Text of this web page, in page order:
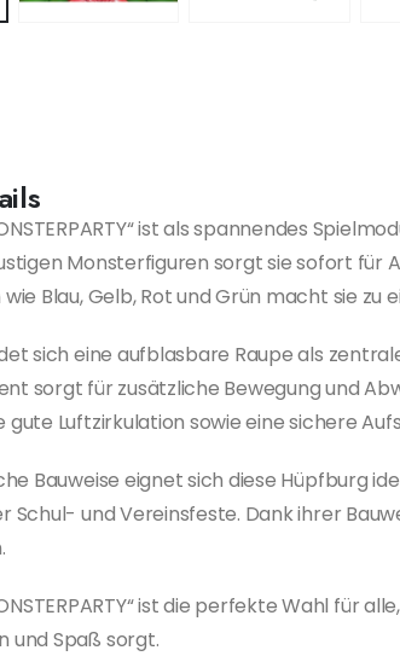
ist als spannendes
Monsterfiguren sorgt sie sofort für
Blau, Gelb, Rot und Grün macht sie zu
sich eine aufblasbare Raupe als
sorgt für zusätzliche Bewegung und
Luftzirkulation sowie eine sichere
Bauweise eignet sich diese Hüpfburg
Schul- und Vereinsfeste. Dank ihrer
ist die perfekte Wahl für
und Spaß sorgt.